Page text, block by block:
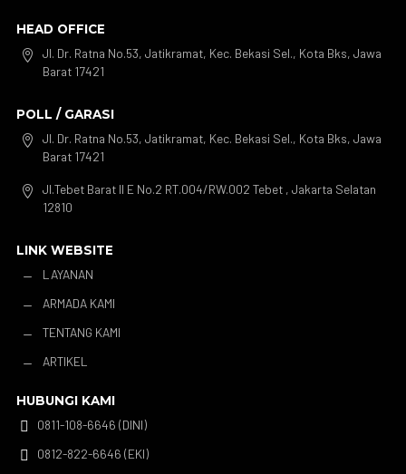
HEAD OFFICE

Jl. Dr. Ratna No.53, Jatikramat, Kec. Bekasi Sel., Kota Bks, Jawa
Barat 17421
POLL / GARASI

Jl. Dr. Ratna No.53, Jatikramat, Kec. Bekasi Sel., Kota Bks, Jawa
Barat 17421

Jl.Tebet Barat II E No.2 RT.004/RW.002 Tebet , Jakarta Selatan
12810
LINK WEBSITE
K
LAYANAN
K ARMADA KAMI
K TENTANG KAMI
K ARTIKEL
HUBUNGI KAMI

0811-108-6646 (DINI)

0812-822-6646 (EKI)